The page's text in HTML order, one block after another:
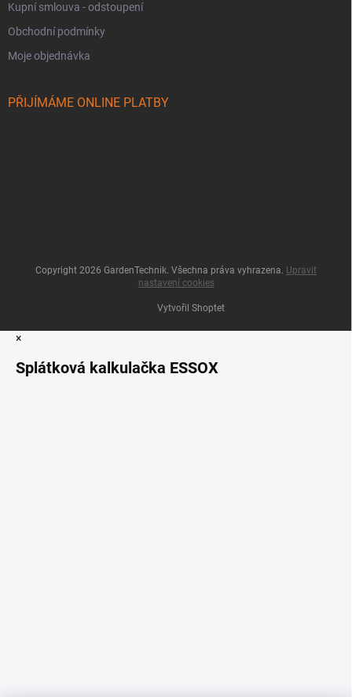
Kupní smlouva - odstoupení
Obchodní podmínky
Moje objednávka
PŘIJÍMÁME ONLINE PLATBY
Vytvořil Shoptet
Copyright 2026 GardenTechnik. Všechna práva vyhrazena. Upravit
nastavení cookies
×
Splátková kalkulačka ESSOX